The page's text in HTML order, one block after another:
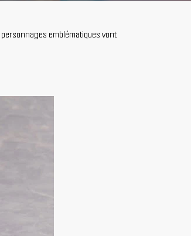
personnages emblématiques vont